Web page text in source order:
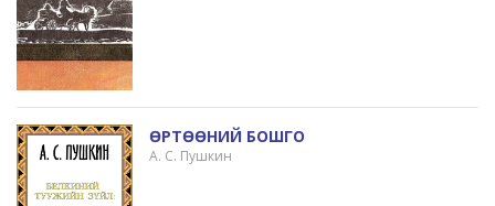
ӨРТӨӨНИЙ БОШГО
А. С. Пушкин